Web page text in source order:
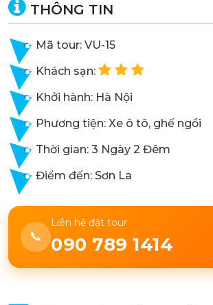
THÔNG TIN
Mã tour: VU-15
Khách sạn:
Khởi hành: Hà Nội
Phương tiện: Xe ô tô, ghế ngồi
Thời gian: 3 Ngày 2 Đêm
Điểm đến: Sơn La
📞
Liên hệ đặt tour
090 789 1414